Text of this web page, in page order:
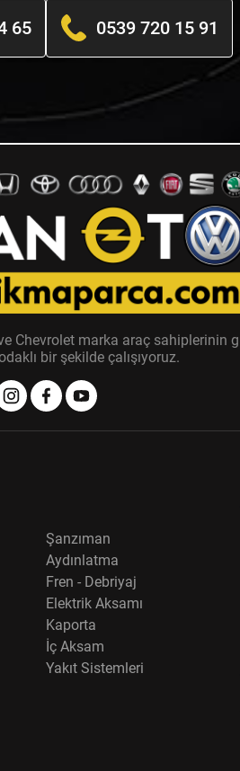
65 0539 720 15 91
ve Chevrolet marka araç
bir şekilde çalışıyoruz.
Şanzıman
Aydınlatma
Fren - Debriyaj
Elektrik Aksamı
Kaporta
İç Aksam
Yakıt Sistemleri